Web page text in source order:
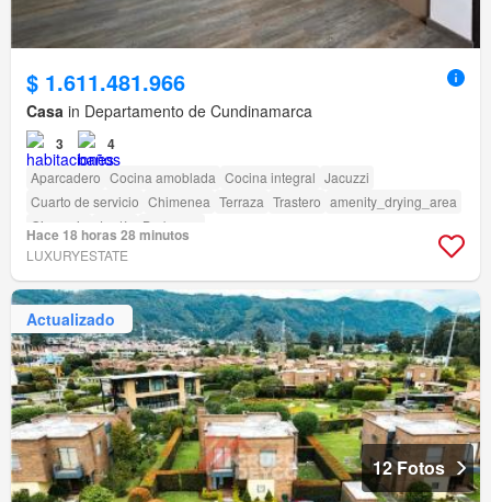
$ 1.611.481.966
Casa in Departamento de Cundinamarca
3 4
Aparcadero Cocina amoblada Cocina integral Jacuzzi
Cuarto de servicio Chimenea Terraza Trastero amenity_drying_area
Gimnasio
Jardín Barbecue
Hace 18 horas 28 minutos
LUXURYESTATE
Actualizado
12 Fotos